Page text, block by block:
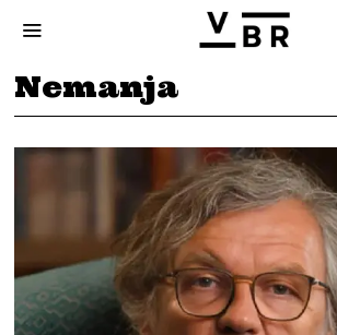
Nemanja